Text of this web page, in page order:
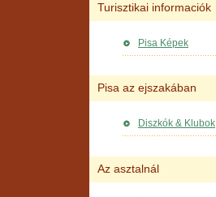
Turisztikai informaciók
Pisa Képek
Pisa az ejszakában
Diszkók & Klubok
Az asztalnál